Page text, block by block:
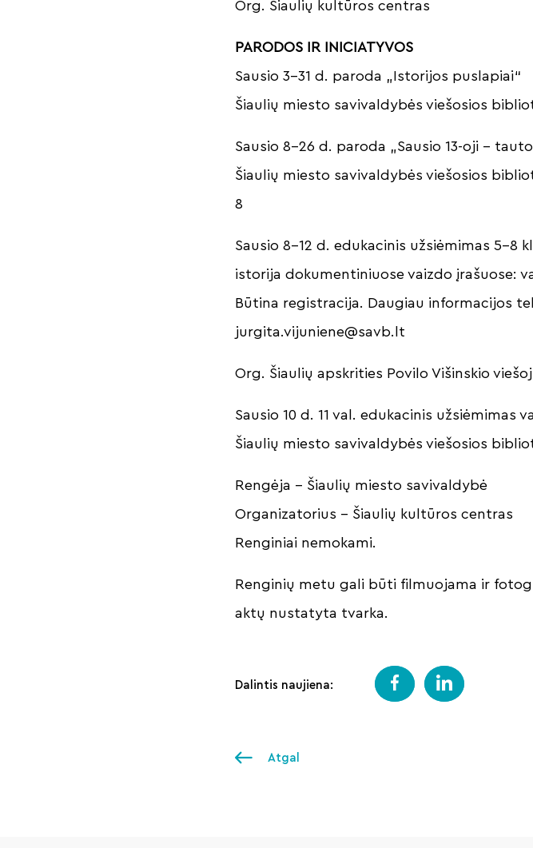
Org. Šiaulių kultūros centras
PARODOS IR INICIATYVOS
Sausio 3–31 d. paroda „Istorijos puslapiai“
Šiaulių miesto savivaldybės viešosios
Sausio 8–26 d. paroda „Sausio 13-oji –
Šiaulių miesto savivaldybės viešosios
8
Sausio 8–12 d. edukacinis užsiėmimas 5–8
istorija dokumentiniuose vaizdo įrašuose:
Būtina registracija. Daugiau informacijos tel.
jurgita.vijuniene@savb.lt
Org. Šiaulių apskrities Povilo Višinskio
Sausio 10 d. 11 val. edukacinis užsiėmimas
Šiaulių miesto savivaldybės viešosios
Rengėja – Šiaulių miesto savivaldybė
Organizatorius – Šiaulių kultūros centras
Renginiai nemokami.
Renginių metu gali būti filmuojama ir
aktų nustatyta tvarka.
Dalintis naujiena:
Atgal